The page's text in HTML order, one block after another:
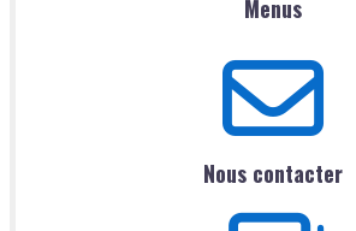
Menus
Nous contacter